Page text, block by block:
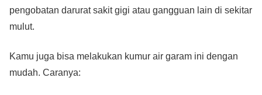
pengobatan darurat sakit gigi atau gangguan lain di sekitar
mulut.
Kamu juga bisa melakukan kumur air garam ini dengan
mudah. Caranya: